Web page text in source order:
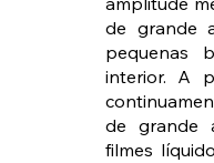
de grande
pequenas
interior. A
de grande
filmes